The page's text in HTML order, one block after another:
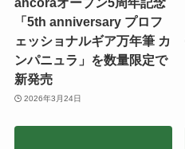
「5th anniversary プロフ
ェッショナルギア万年筆 カ
ンパニュラ」を数量限定で
新発売
2026年3月24日